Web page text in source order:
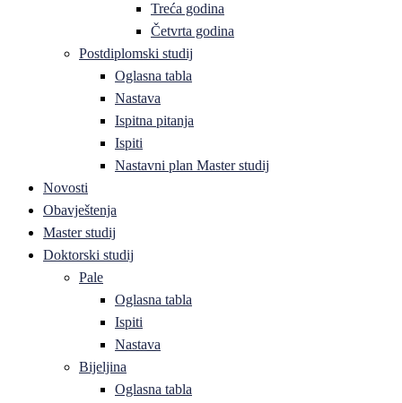
Treća godina
Četvrta godina
Postdiplomski studij
Oglasna tabla
Nastava
Ispitna pitanja
Ispiti
Nastavni plan Master studij
Novosti
Obavještenja
Master studij
Doktorski studij
Pale
Oglasna tabla
Ispiti
Nastava
Bijeljina
Oglasna tabla